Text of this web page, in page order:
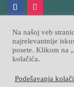
© 2026
Na našoj veb
najrelevantnije
posete. Klikom na
kolačića.
Podešavanja